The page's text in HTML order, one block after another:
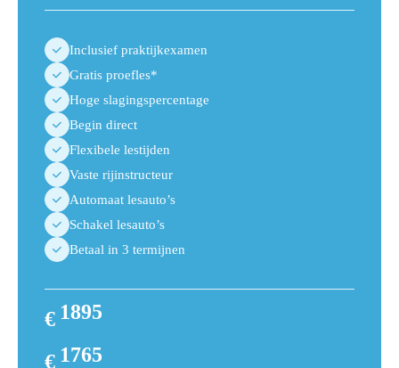
Inclusief praktijkexamen
Gratis proefles*
Hoge slagingspercentage
Begin direct
Flexibele lestijden
Vaste rijinstructeur
Automaat lesauto’s
Schakel lesauto’s
Betaal in 3 termijnen
€ 1895
€ 1765